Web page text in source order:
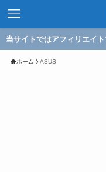
当サイトではアフィリエイ
ホーム ASUS